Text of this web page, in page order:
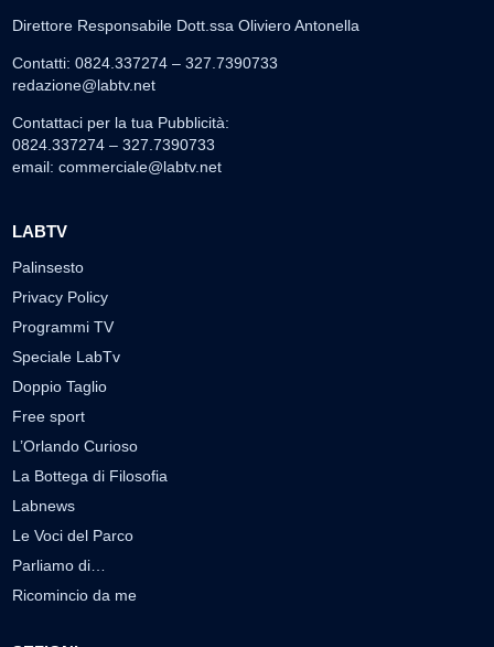
Direttore Responsabile Dott.ssa Oliviero Antonella
Contatti: 0824.337274 – 327.7390733
redazione@labtv.net
Contattaci per la tua Pubblicità:
0824.337274 – 327.7390733
email: commerciale@labtv.net
LABTV
Palinsesto
Privacy Policy
Programmi TV
Speciale LabTv
Doppio Taglio
Free sport
L’Orlando Curioso
La Bottega di Filosofia
Labnews
Le Voci del Parco
Parliamo di…
Ricomincio da me